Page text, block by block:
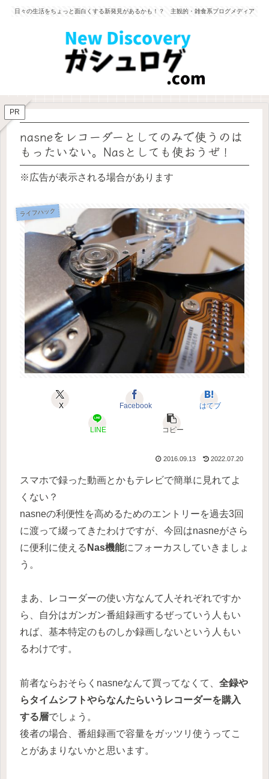
日々の生活をちょっと面白くする新発見があるかも！？ 主観的・雑食系ブログメディア
PR
nasneをレコーダーとしてのみで使うのは
もったいない。Nasとしても使おうぜ！
※広告が表示される場合があります
ライフハック
X Facebook はてブ
LINE コピー
2016.09.13 2022.07.20
スマホで録った動画とかもテレビで簡単に見れてよ
くない？
nasneの利便性を高めるためのエントリーを過去3回
に渡って綴ってきたわけですが、今回はnasneがさら
に便利に使える Nas機能にフォーカスしていきましょ
う。
まあ、レコーダーの使い方なんて人それぞれですか
ら、自分はガンガン番組録画するぜっていう人もい
れば、基本特定のものしか録画しないという人もい
るわけです。
前者ならおそらくnasneなんて買ってなくて、 全録や
らタイムシフトやらなんたらいうレコーダーを購入
する層でしょう。
後者の場合、番組録画で容量をガッツリ使うってこ
とがあまりないかと思います。